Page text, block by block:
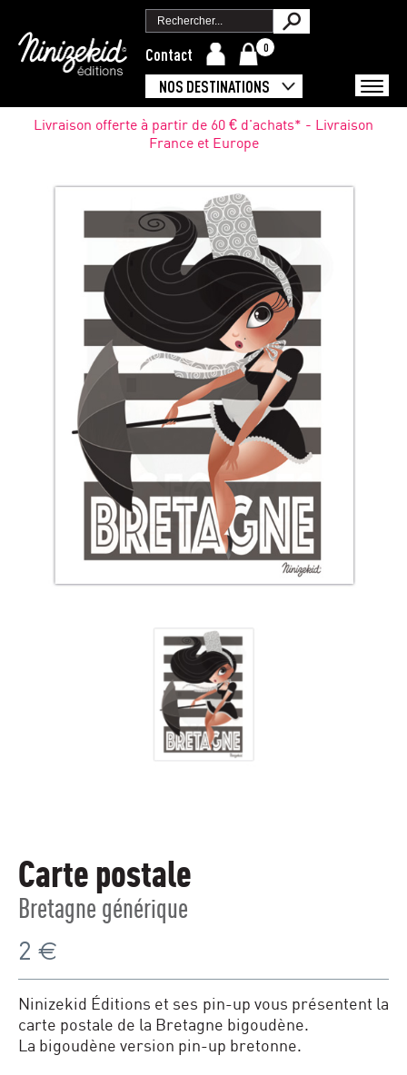
Contact 0
NOS DESTINATIONS
Livraison offerte à partir de 60 € d'achats* - Livraison
France et Europe
Carte postale
Bretagne générique
2 €
Ninizekid Éditions et ses pin-up vous présentent la
carte postale de la Bretagne bigoudène.
La bigoudène version pin-up bretonne.